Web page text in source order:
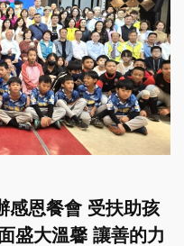
感恩餐會 受扶助孩
盛大溫馨 讓善的力